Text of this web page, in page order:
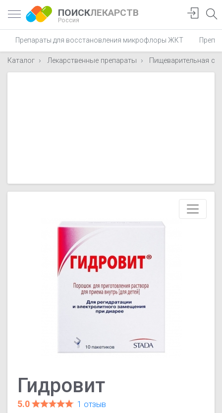
ПОИСКЛЕКАРСТВ
Россия
Препараты для восстановления микрофлоры ЖКТ
Каталог Лекарственные препараты Пищеварительная
Гидровит
5.0
1 отзыв